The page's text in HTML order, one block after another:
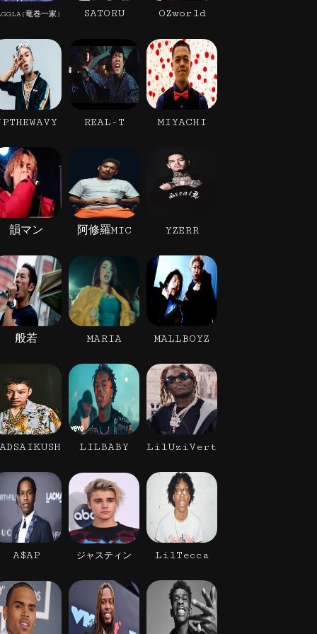
竜巻一家) SATORU OZworld
REAL-T MIYACHI
韻マン 阿修羅MIC YZERR
般若 MARIA MALLBOYZ
LILBABY LilUziVert
A$AP ジャスティン LilTecca